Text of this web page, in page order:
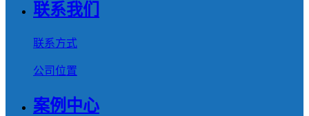
联系我们
联系方式
公司位置
案例中心